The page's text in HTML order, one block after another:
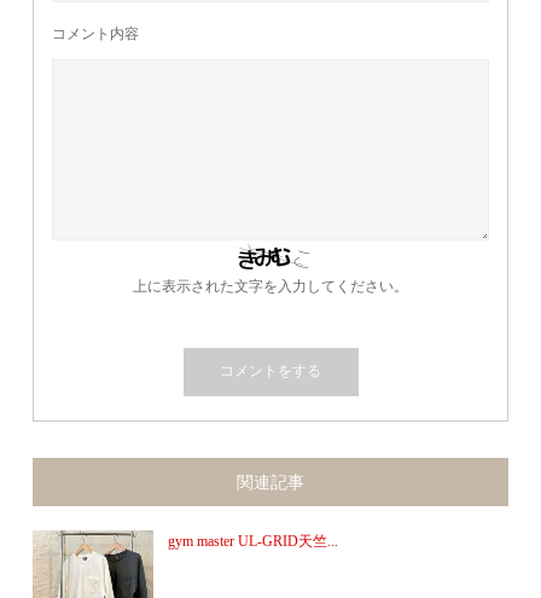
コメント内容
上に表示された文字を入力してください。
関連記事
gym master UL-GRID天竺...